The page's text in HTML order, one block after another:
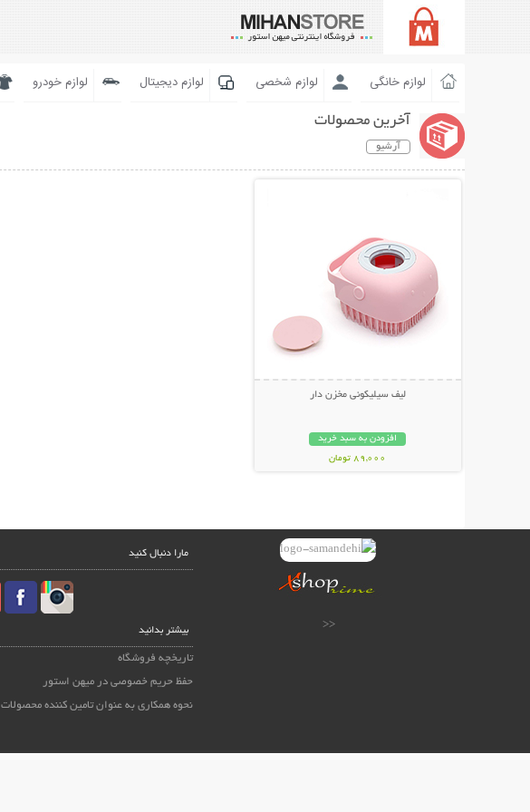
لوازم خانگی لوازم شخصی لوازم دیجیتال لوازم خودرو
آخرین محصولات
آرشیو
لیف سیلیکونی مخزن دار
افزودن به سبد خرید
89,000 تومان
<<
مارا دنبال کنید
بیشتر بدانید
تاریخچه فروشگاه
حفظ حریم خصوصی در میهن استور
نحوه همکاری به عنوان تامین کننده محصولات